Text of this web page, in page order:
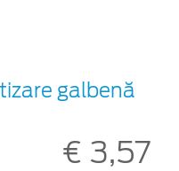
galbenă
€ 3,57